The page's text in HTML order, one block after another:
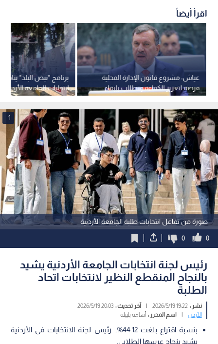
اقرأ أيضاً
برنامج "نبض البلد"
انتخابات الجامعة الأردنية
التحديث السياسي
عياش: مشروع قانون الإدارة المحلية
فرصة لتعزيز الكفاءة ونطالب بإبقاء
الانتخاب المباشر لمجالس المحافظات
صورة من تفاعل انتخابات طلبة الجامعة الأردنية
1
0
0
رئيس لجنة انتخابات الجامعة الأردنية يشيد
بالنجاح المنقطع النظير لانتخابات اتحاد
الطلبة
نشر :19:22 2026/5/19
| آخر تحديث :20:03 2026/5/19
الأردن
| اسم المحرر :أسامة بليبلة
بنسبة اقتراع بلغت 44.12%.. رئيس لجنة الانتخابات في الأردنية
يشيد بنجاح عرسها الطلابي.